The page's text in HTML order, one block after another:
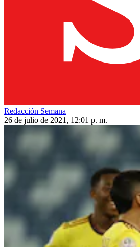
Redacción Semana
26 de julio de 2021, 12:01 p. m.